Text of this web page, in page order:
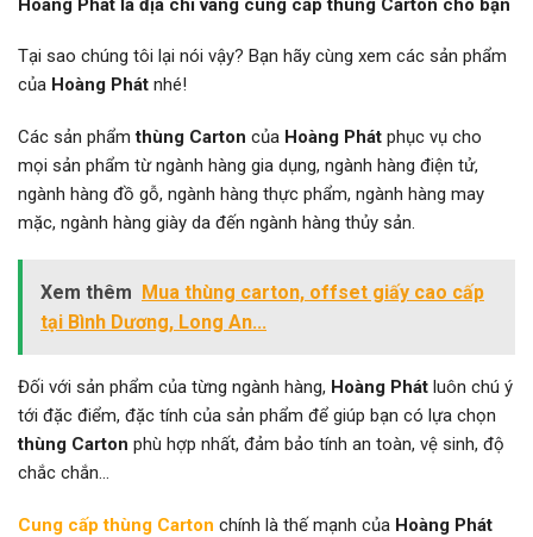
Hoàng Phát là địa chỉ vàng cung cấp thùng Carton cho bạn
Tại sao chúng tôi lại nói vậy? Bạn hãy cùng xem các sản phẩm
của Hoàng Phát nhé!
Các sản phẩmthùng Carton của Hoàng Phát phục vụ cho
mọi sản phẩm từ ngành hàng gia dụng, ngành hàng điện tử,
ngành hàng đồ gỗ, ngành hàng thực phẩm, ngành hàng may
mặc, ngành hàng giày da đến ngành hàng thủy sản.
Xem thêm Mua thùng carton, offset giấy cao cấp
tại Bình Dương, Long An...
Đối với sản phẩm của từng ngành hàng, Hoàng Phát luôn chú ý
tới đặc điểm, đặc tính của sản phẩm để giúp bạn có lựa chọn
thùng Carton phù hợp nhất, đảm bảo tính an toàn, vệ sinh, độ
chắc chắn…
Cung cấp thùng Carton chính là thế mạnh của Hoàng Phát